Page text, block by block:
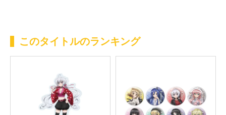
このタイトルのランキング